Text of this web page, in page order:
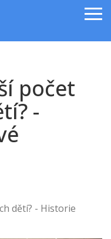
počet
-
dětí? - Historie